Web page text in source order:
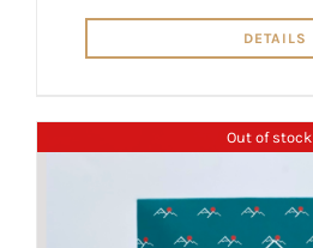
DETAILS
Out of stock